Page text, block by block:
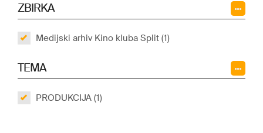
ZBIRKA
Medijski arhiv Kino kluba Split (1)
TEMA
PRODUKCIJA (1)